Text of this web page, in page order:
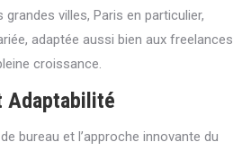
villes, Paris en particulier,
adaptée aussi bien aux freelances
croissance.
Adaptabilité
bureau et l’approche innovante du